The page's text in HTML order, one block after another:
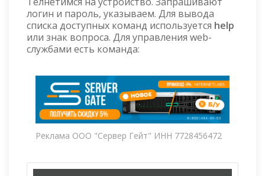
логин и пароль, указываем. Для вывода
списка доступных команд используется help
или знак вопроса. Для управления web-
службами есть команда:
Реклама ООО "Сервер Гейт" ИНН 7728456472